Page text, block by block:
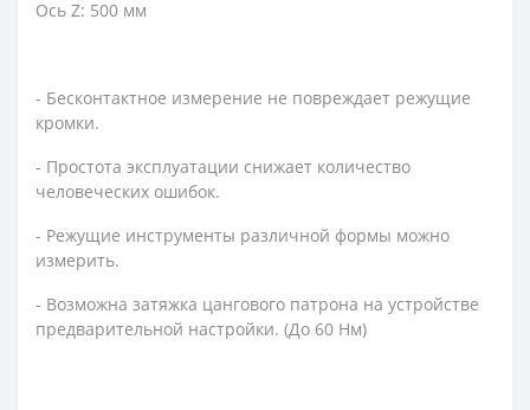
Ось Z: 500 мм
- Бесконтактное измерение не повреждает режущие
кромки.
- Простота эксплуатации снижает количество
человеческих ошибок.
- Режущие инструменты различной формы можно
измерить.
- Возможна затяжка цангового патрона на устройстве
предварительной настройки. (До 60 Нм)